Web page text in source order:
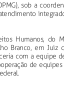
sob a
Humanos, do
Branco, em Juiz
com a equipe
de